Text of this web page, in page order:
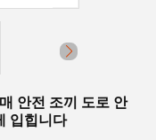
안전 조끼 도로 안
입힙니다